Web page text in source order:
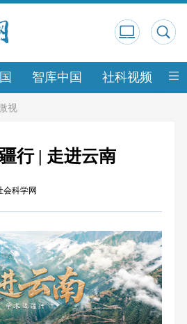
智库中国 社科视频 中
视
行 | 走进云南
会科学网